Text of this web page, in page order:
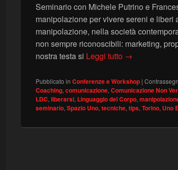
Seminario con Michele Putrino e
manipolazione per vivere sereni e liberi
manipolazione, nella società
non sempre riconoscibili: marketing,
nostra testa si Leggi tutto “Liberarsi
→
Pubblicato in Conferenze e Workshop |
Coaching, comunicazione, Comunicazione Non
LDC, liberarsi, Linguaggio del Corpo,
seminario, Spazio Uno, tecniche, tips, Torino, Uno